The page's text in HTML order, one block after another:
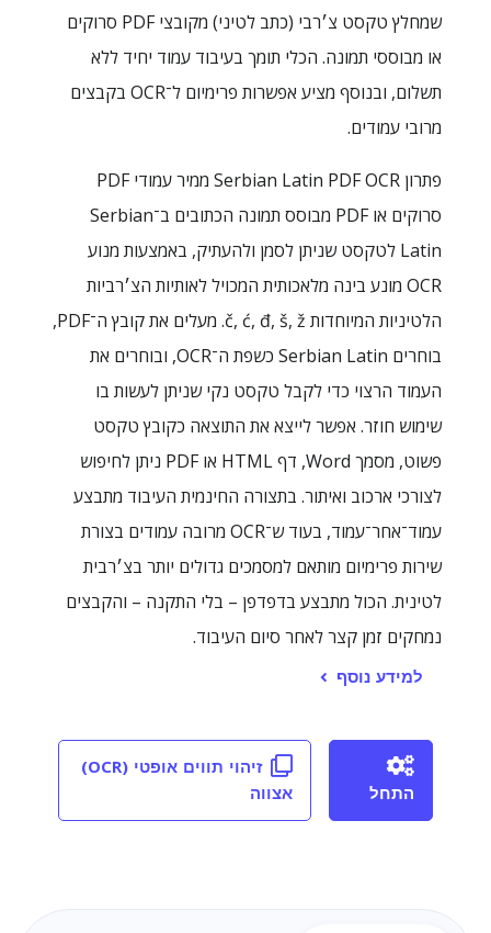
שמחלץ טקסט צ׳רבי (כתב לטיני) מקובצי PDF סרוקים
או מבוססי תמונה. הכלי תומך בעיבוד עמוד יחיד ללא
תשלום, ובנוסף מציע אפשרות פרימיום ל־OCR בקבצים
מרובי עמודים.
פתרון Serbian Latin PDF OCR ממיר עמודי PDF
סרוקים או PDF מבוסס תמונה הכתובים ב־Serbian
Latin לטקסט שניתן לסמן ולהעתיק, באמצעות מנוע
OCR מונע בינה מלאכותית המכויל לאותיות הצ׳רביות
הלטיניות המיוחדות č, ć, đ, š, ž. מעלים את קובץ ה־PDF,
בוחרים Serbian Latin כשפת ה־OCR, ובוחרים את
העמוד הרצוי כדי לקבל טקסט נקי שניתן לעשות בו
שימוש חוזר. אפשר לייצא את התוצאה כקובץ טקסט
פשוט, מסמך Word, דף HTML או PDF ניתן לחיפוש
לצורכי ארכוב ואיתור. בתצורה החינמית העיבוד מתבצע
עמוד־אחר־עמוד, בעוד ש־OCR מרובה עמודים בצורת
שירות פרימיום מותאם למסמכים גדולים יותר בצ׳רבית
לטינית. הכול מתבצע בדפדפן – בלי התקנה – והקבצים
נמחקים זמן קצר לאחר סיום העיבוד.
למידע נוסף
זיהוי תווים אופטי (OCR)
אצווה
התחל